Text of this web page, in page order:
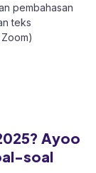
pembahasan
teks
Ayoo
soal